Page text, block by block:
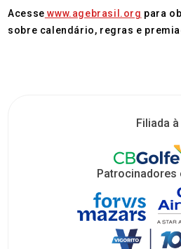
Acesse www.agebrasil.org para
sobre calendário, regras e
Filiada à
Patrocinadores